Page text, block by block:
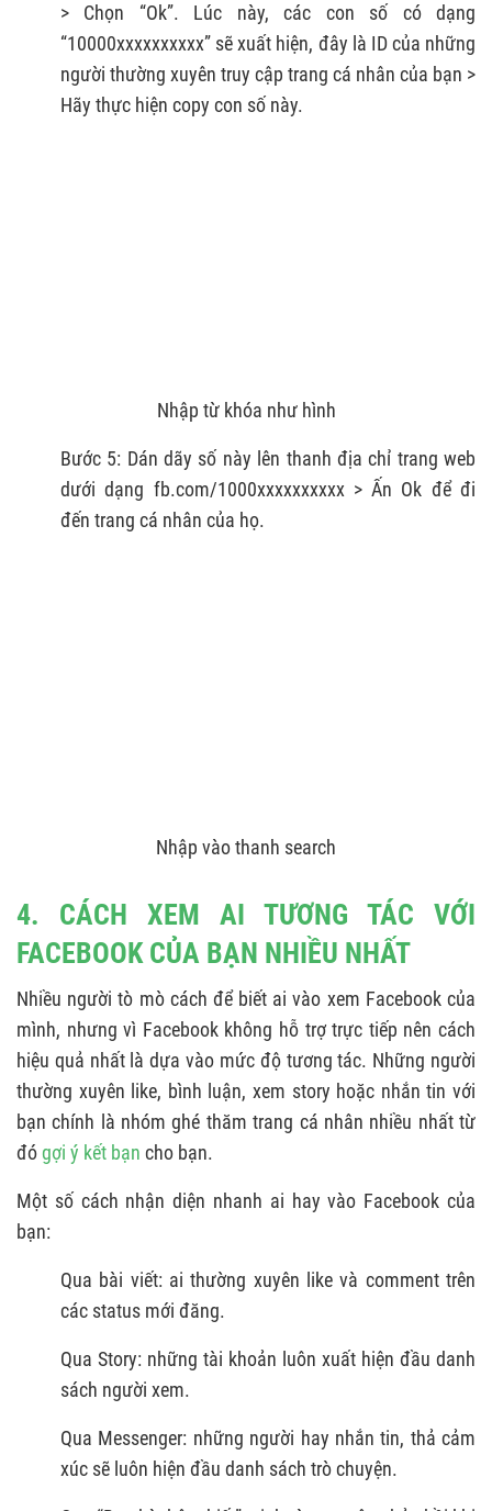
> Chọn “Ok”. Lúc này, các con số có dạng
“10000xxxxxxxxxx” sẽ xuất hiện, đây là ID của những
người thường xuyên truy cập trang cá nhân của bạn >
Hãy thực hiện copy con số này.
Nhập từ khóa như hình
Bước 5: Dán dãy số này lên thanh địa chỉ trang web
dưới dạng fb.com/1000xxxxxxxxxx > Ấn Ok để đi
đến trang cá nhân của họ.
Nhập vào thanh search
4. CÁCH XEM AI TƯƠNG TÁC VỚI
FACEBOOK CỦA BẠN NHIỀU NHẤT
Nhiều người tò mò cách để biết ai vào xem Facebook của
mình, nhưng vì Facebook không hỗ trợ trực tiếp nên cách
hiệu quả nhất là dựa vào mức độ tương tác. Những người
thường xuyên like, bình luận, xem story hoặc nhắn tin với
bạn chính là nhóm ghé thăm trang cá nhân nhiều nhất từ
đógợi ý kết bạn cho bạn.
Một số cách nhận diện nhanh ai hay vào Facebook của
bạn:
Qua bài viết: ai thường xuyên like và comment trên
các status mới đăng.
Qua Story: những tài khoản luôn xuất hiện đầu danh
sách người xem.
Qua Messenger: những người hay nhắn tin, thả cảm
xúc sẽ luôn hiện đầu danh sách trò chuyện.